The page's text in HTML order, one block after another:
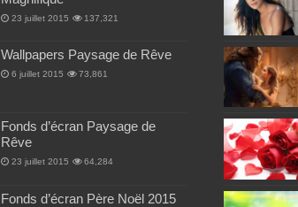
23 juillet 2015 137,321
Wallpapers Paysage de Rêve
6 juillet 2015 73,861
Fonds d’écran Paysage de
Rêve
23 juillet 2015 64,284
Fonds d’écran Père Noël 2015